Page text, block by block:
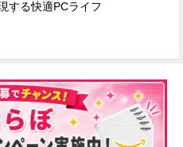
する快適PCライフ